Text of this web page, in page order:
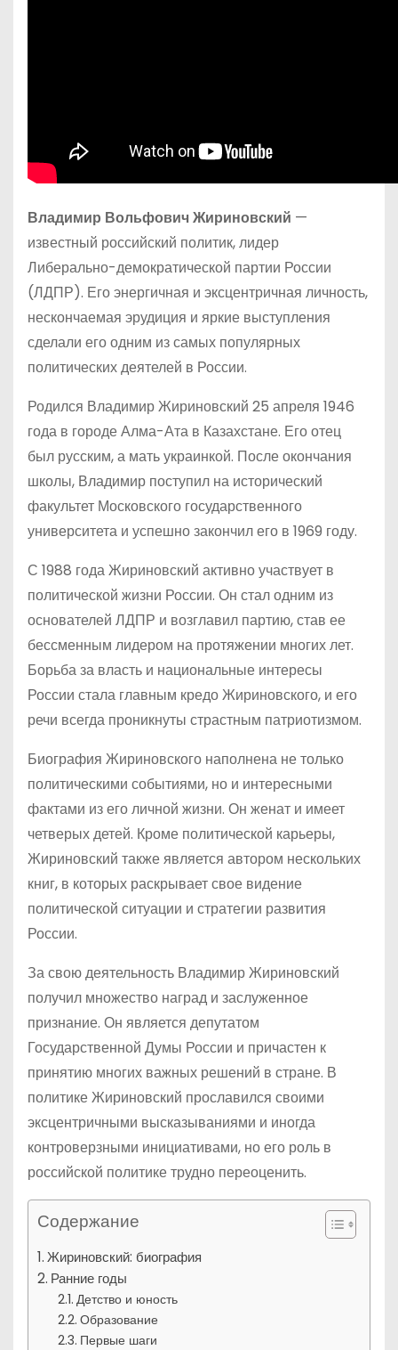
Владимир Вольфович Жириновский —
известный российский политик, лидер
Либерально-демократической партии России
(ЛДПР). Его энергичная и эксцентричная личность,
нескончаемая эрудиция и яркие выступления
сделали его одним из самых популярных
политических деятелей в России.
Родился Владимир Жириновский 25 апреля 1946
года в городе Алма-Ата в Казахстане. Его отец
был русским, а мать украинкой. После окончания
школы, Владимир поступил на исторический
факультет Московского государственного
университета и успешно закончил его в 1969 году.
С 1988 года Жириновский активно участвует в
политической жизни России. Он стал одним из
основателей ЛДПР и возглавил партию, став ее
бессменным лидером на протяжении многих лет.
Борьба за власть и национальные интересы
России стала главным кредо Жириновского, и его
речи всегда проникнуты страстным патриотизмом.
Биография Жириновского наполнена не только
политическими событиями, но и интересными
фактами из его личной жизни. Он женат и имеет
четверых детей. Кроме политической карьеры,
Жириновский также является автором нескольких
книг, в которых раскрывает свое видение
политической ситуации и стратегии развития
России.
За свою деятельность Владимир Жириновский
получил множество наград и заслуженное
признание. Он является депутатом
Государственной Думы России и причастен к
принятию многих важных решений в стране. В
политике Жириновский прославился своими
эксцентричными высказываниями и иногда
контроверзными инициативами, но его роль в
российской политике трудно переоценить.
Содержание
Жириновский: биография
Ранние годы
Детство и юность
Образование
Первые шаги